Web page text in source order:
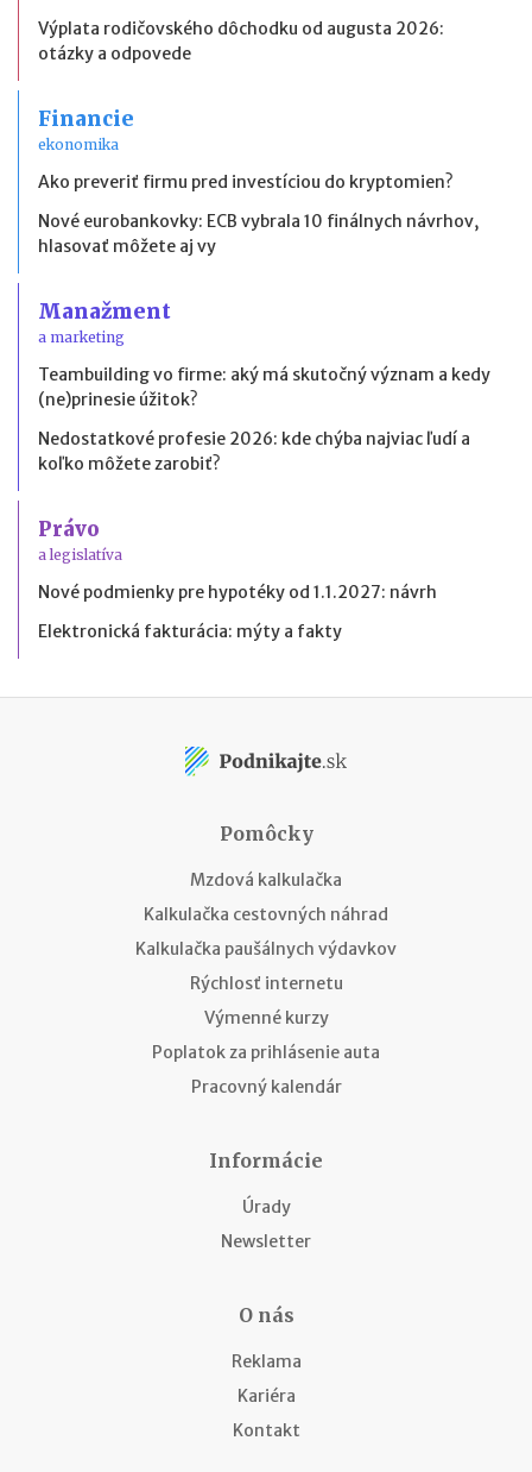
Výplata rodičovského dôchodku od augusta 2026:
otázky a odpovede
Financie
ekonomika
Ako preveriť firmu pred investíciou do kryptomien?
Nové eurobankovky: ECB vybrala 10 finálnych návrhov,
hlasovať môžete aj vy
Manažment
a marketing
Teambuilding vo firme: aký má skutočný význam a kedy
(ne)prinesie úžitok?
Nedostatkové profesie 2026: kde chýba najviac ľudí a
koľko môžete zarobiť?
Právo
a legislatíva
Nové podmienky pre hypotéky od 1.1.2027: návrh
Elektronická fakturácia: mýty a fakty
Pomôcky
Mzdová kalkulačka
Kalkulačka cestovných náhrad
Kalkulačka paušálnych výdavkov
Rýchlosť internetu
Výmenné kurzy
Poplatok za prihlásenie auta
Pracovný kalendár
Informácie
Úrady
Newsletter
O nás
Reklama
Kariéra
Kontakt